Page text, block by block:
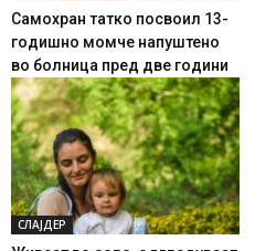
Самохран татко посвоил 13-
годишно момче напуштено
во болница пред две години
СЛАЈДЕР